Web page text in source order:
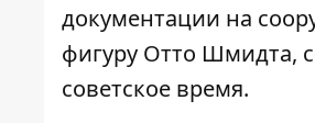
документации на
фигуру Отто Шмидта,
советское время.